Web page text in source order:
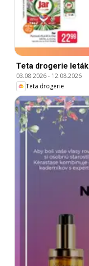
Teta drogerie leták
03.08.2026- 12.08.2026
Teta drogerie